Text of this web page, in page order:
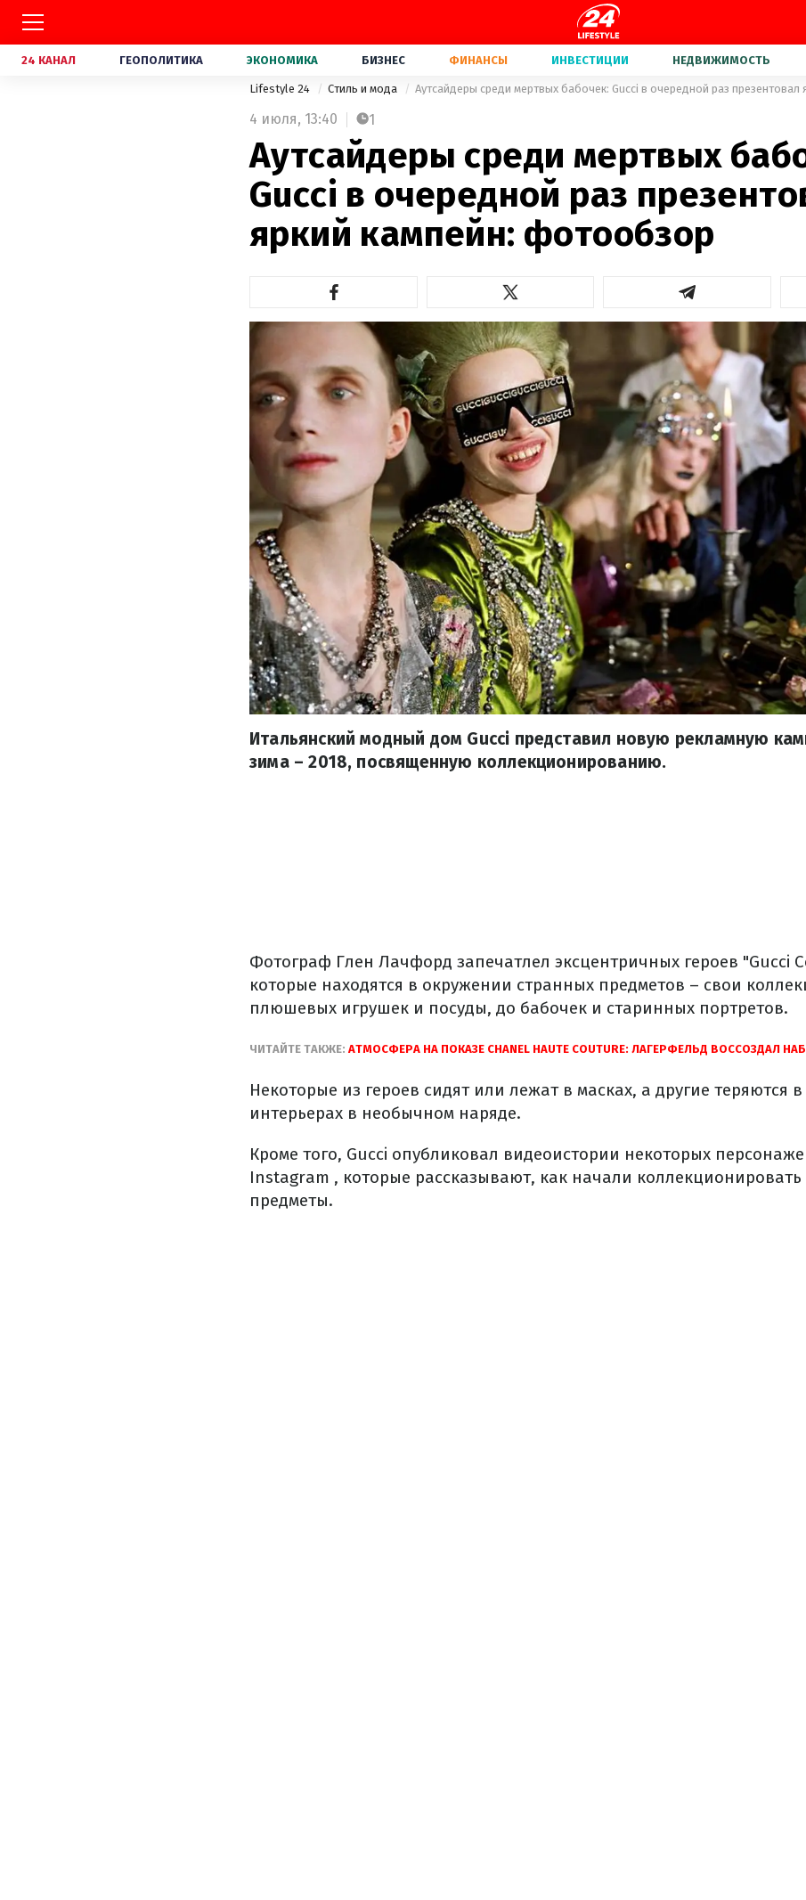
24 КАНАЛ ГЕОПОЛИТИКА ЭКОНОМИКА БИЗНЕС ФИНАНСЫ ИНВЕСТИЦИИ НЕДВИЖИМОСТЬ
Lifestyle 24 Стиль и мода Аутсайдеры среди мертвых бабочек: Gucci в очередной раз
4 июля, 13:40 1
Аутсайдеры среди мертвых
Gucci в очередной раз
яркий кампейн: фотообзор
Итальянский модный дом Gucci представил новую рекламную
зима – 2018, посвященную коллекционированию.
Фотограф Глен Лачфорд запечатлел эксцентричных героев "Gucci
которые находятся в окружении странных предметов – свои
плюшевых игрушек и посуды, до бабочек и старинных портретов.
ЧИТАЙТЕ ТАКЖЕ: АТМОСФЕРА НА ПОКАЗЕ CHANEL HAUTE COUTURE: ЛАГЕРФЕЛЬД ВОССОЗДАЛ
Некоторые из героев сидят или лежат в масках, а другие теряются в
интерьерах в необычном наряде.
Кроме того, Gucci опубликовал видеоистории некоторых
Instagram , которые рассказывают, как начали
предметы.